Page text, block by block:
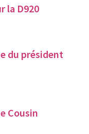
la D920
du président
Cousin